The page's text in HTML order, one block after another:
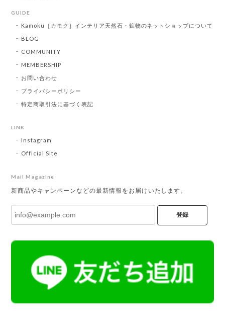
GUIDE
Kamoku［カモク］インテリア天然石・鉱物のネットショップについて
BLOG
COMMUNITY
MEMBERSHIP
お問い合わせ
プライバシーポリシー
特定商取引法に基づく表記
LINK
Instagram
Official Site
Mail Magazine
新商品やキャンペーンなどの最新情報をお届けいたします。
登録